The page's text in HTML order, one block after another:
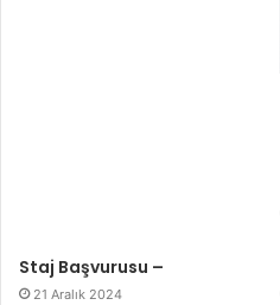
Staj Başvurusu –
21 Aralık 2024